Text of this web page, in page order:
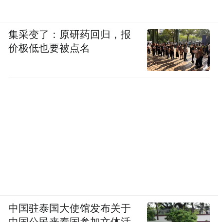
集采变了：原研药回归，报
价极低也要被点名
中国驻泰国大使馆发布关于